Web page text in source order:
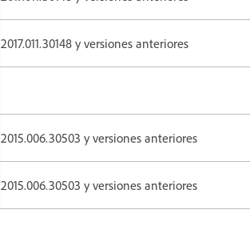
2017.011.30148 y versiones anteriores
2015.006.30503 y versiones anteriores
2015.006.30503 y versiones anteriores